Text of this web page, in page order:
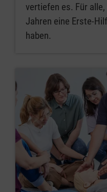
vertiefen es. Für
Jahren eine Erste-
haben.